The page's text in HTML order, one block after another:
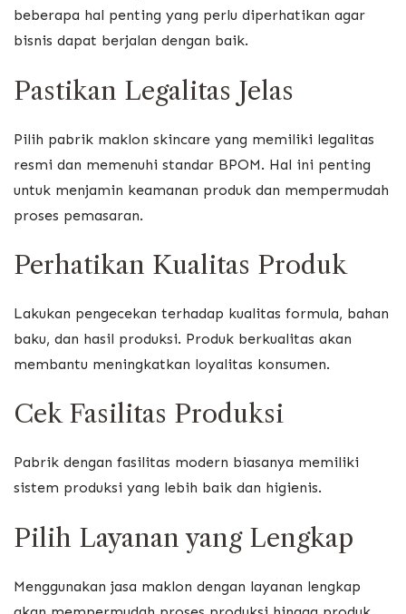
beberapa hal penting yang perlu diperhatikan agar
bisnis dapat berjalan dengan baik.
Pastikan Legalitas Jelas
Pilih pabrik maklon skincare yang memiliki legalitas
resmi dan memenuhi standar BPOM. Hal ini penting
untuk menjamin keamanan produk dan mempermudah
proses pemasaran.
Perhatikan Kualitas Produk
Lakukan pengecekan terhadap kualitas formula, bahan
baku, dan hasil produksi. Produk berkualitas akan
membantu meningkatkan loyalitas konsumen.
Cek Fasilitas Produksi
Pabrik dengan fasilitas modern biasanya memiliki
sistem produksi yang lebih baik dan higienis.
Pilih Layanan yang Lengkap
Menggunakan jasa maklon dengan layanan lengkap